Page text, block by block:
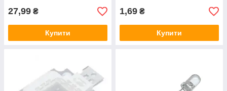
27,99 ₴
Купити
1,69 ₴
Купити